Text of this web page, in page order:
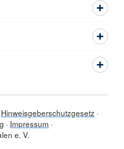
Hinweisgeberschutzgesetz
Impressum
e. V.